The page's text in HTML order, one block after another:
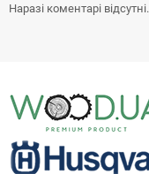
Наразі коментарі відсутні.